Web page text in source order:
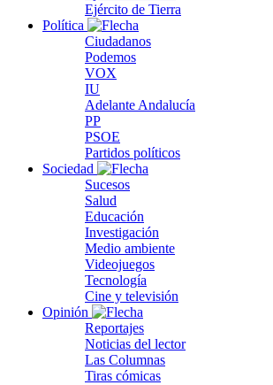
Ejército de Tierra
Política
Ciudadanos
Podemos
VOX
IU
Adelante Andalucía
PP
PSOE
Partidos políticos
Sociedad
Sucesos
Salud
Educación
Investigación
Medio ambiente
Videojuegos
Tecnología
Cine y televisión
Opinión
Reportajes
Noticias del lector
Las Columnas
Tiras cómicas